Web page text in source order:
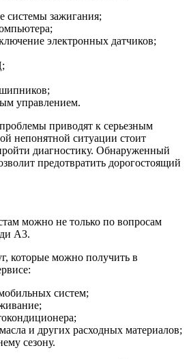
системы зажигания;
электронных датчиков;
управлением.
приводят к серьезным
непонятной ситуации стоит
диагностику. Обнаруженный
предотвратить дорогостоящий
можно не только по вопросам
A3.
которые можно получить в
систем;
и других расходных материалов;
сезону.